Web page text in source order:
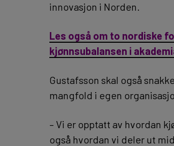
innovasjon i Norden.
Les også om to nordiske
kjønnsubalansen i
Gustafsson skal også
mangfold i egen
– Vi er opptatt av hvordan
også hvordan vi deler ut